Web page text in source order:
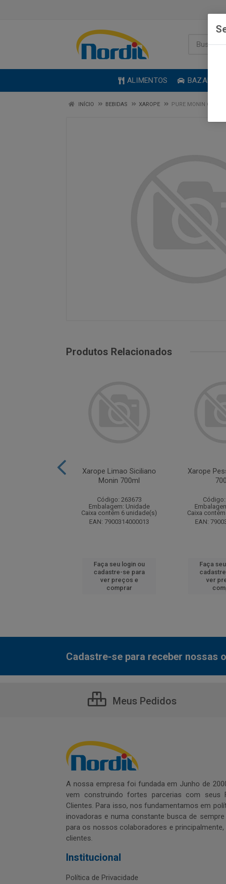
ALIMENTOS BAZAR
INÍCIO BEBIDAS XAROPE PURE MONIN
Produtos Relacionados
Xarope Limao Siciliano
Monin 700ml
Código: 263673
Embalagem: Unidade
Caixa contém 6 unidade(s)
EAN: 7900314000013
Faça seu login ou
cadastre-se para
ver preços e
comprar
Xarope
Caixa
EAN:
Faça
ver
Cadastre-se para receber nossas
Meus Pedidos
A nossa empresa foi fundada em Junho de
vem construindo fortes parcerias com seus
Clientes. Para isso, nos fundamentamos em
inovadoras e numa constante busca de
para os nossos colaboradores e
clientes.
Institucional
Política de Privacidade